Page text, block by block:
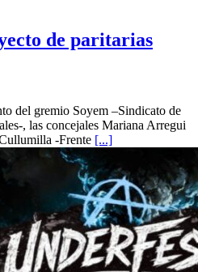
de paritarias
del gremio Soyem –Sindicato de
, las concejales Mariana Arregui
-Frente [...]